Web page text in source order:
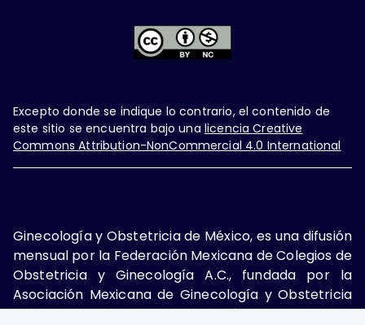
Excepto donde se indique lo contrario, el contenido de
este sitio se encuentra bajo una licencia Creative
Commons Attribution-NonCommercial 4.0 International
Ginecología y Obstetricia de México, es una difusión
mensual por la Federación Mexicana de Colegios de
Obstetricia y Ginecología A.C., fundada por la
Asociación Mexicana de Ginecología y Obstetricia
A.C. Nueva York #38, colonia Nápoles, Ciudad de